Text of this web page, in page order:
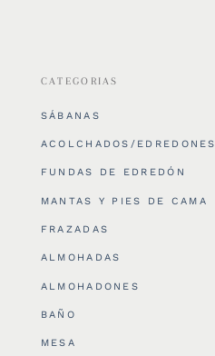
CATEGORIAS
SÁBANAS
ACOLCHADOS/EDREDONES
FUNDAS DE EDREDÓN
MANTAS Y PIES DE CAMA
FRAZADAS
ALMOHADAS
ALMOHADONES
BAÑO
MESA